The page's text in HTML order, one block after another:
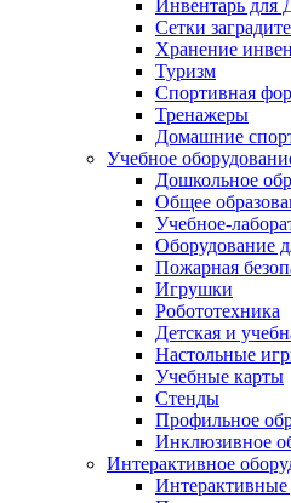
Инвентарь для
Сетки
Хранение
Туризм
Спортивная
Тренажеры
Домашние
Учебное
Дошкольное
Общее
Учебное-
Оборудование
Пожарная
Игрушки
Робототехника
Детская и
Настольные
Учебные карты
Стенды
Профильное
Инклюзивное
Интерактивное
Интерактивные